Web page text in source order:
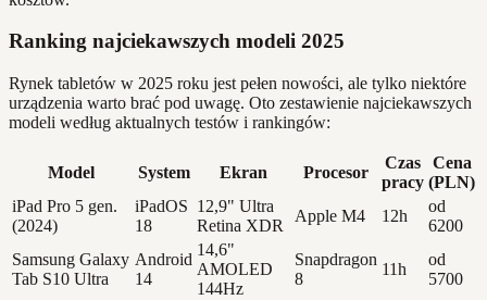
Ranking najciekawszych modeli 2025
Rynek tabletów w 2025 roku jest pełen nowości, ale tylko niektóre
urządzenia warto brać pod uwagę. Oto zestawienie najciekawszych
modeli według aktualnych testów i rankingów:
Model System Ekran Procesor
Czas
pracy
Cena
(PLN)
iPad Pro 5 gen.
(2024)
iPadOS
18
12,9" Ultra
Retina XDR
Apple M4 12h
od
6200
Samsung Galaxy
Tab S10 Ultra
Android
14
14,6"
AMOLED
144Hz
Snapdragon
8
11h
od
5700